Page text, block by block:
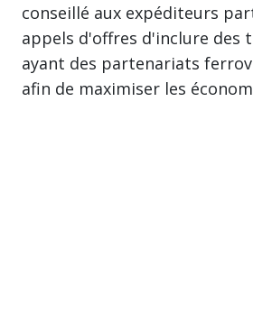
conseillé aux expéditeurs
appels d'offres d'inclure des
ayant des partenariats
afin de maximiser les